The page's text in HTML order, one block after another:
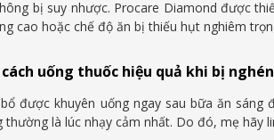
bị suy nhược. Procare Diamond được
cao hoặc chế độ ăn bị thiếu hụt nghiêm
uống thuốc hiệu quả khi bị
được khuyên uống ngay sau bữa ăn
thường là lúc nhạy cảm nhất. Do đó, mẹ hãy